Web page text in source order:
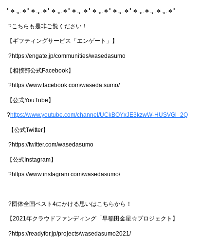
ﾟ＊.｡.＊ﾟ＊.｡.＊ﾟ＊.｡.＊ﾟ＊.｡.＊ﾟ＊.｡.＊ﾟ＊.｡.＊ﾟ＊.｡.＊.｡.＊.｡.＊ﾟ
?こちらも是非ご覧ください！
【ギフティングサービス「エンゲート」】
?https://engate.jp/communities/wasedasumo
【相撲部公式Facebook】
?https://www.facebook.com/waseda.sumo/
【公式YouTube】
?https://www.youtube.com/channel/UCkBOYxJE3kzwW-HUSVGl_2Q
【公式Twitter】
?https://twitter.com/wasedasumo
【公式Instagram】
?https://www.instagram.com/wasedasumo/
?団体全国ベスト4にかける思いはこちらから！
【2021年クラウドファンディング「早稲田金星☆プロジェクト】
?https://readyfor.jp/projects/wasedasumo2021/